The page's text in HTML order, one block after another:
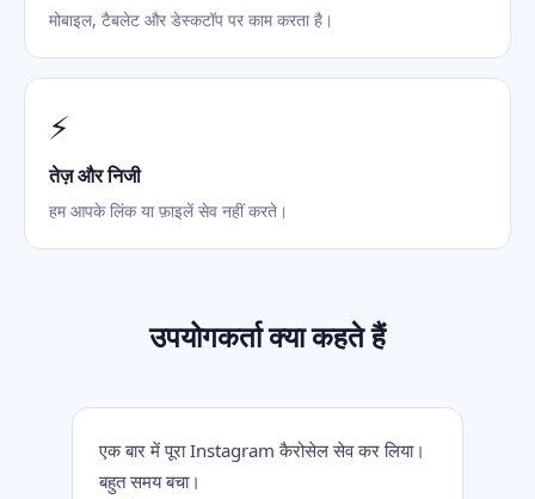
मोबाइल, टैबलेट और डेस्कटॉप पर काम करता है।
⚡
तेज़ और निजी
हम आपके लिंक या फ़ाइलें सेव नहीं करते।
उपयोगकर्ता क्या कहते हैं
एक बार में पूरा Instagram कैरोसेल सेव कर लिया।
बहुत समय बचा।